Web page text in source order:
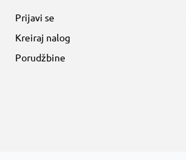
Prijavi se
Kreiraj nalog
Porudžbine